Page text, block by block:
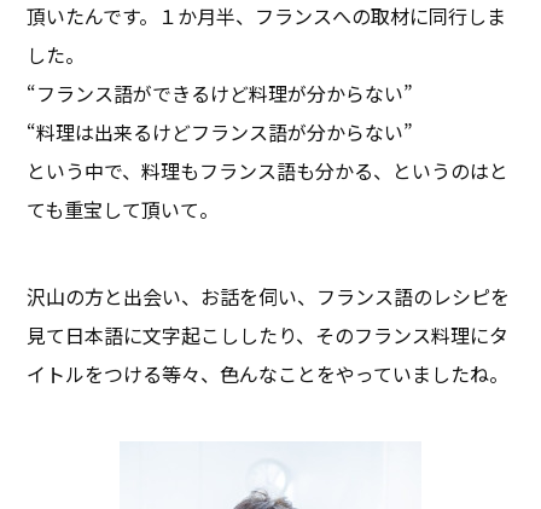
頂いたんです。１か月半、フランスへの取材に同行しま
した。
“フランス語ができるけど料理が分からない”
“料理は出来るけどフランス語が分からない”
という中で、料理もフランス語も分かる、というのはと
ても重宝して頂いて。
沢山の方と出会い、お話を伺い、フランス語のレシピを
見て日本語に文字起こししたり、そのフランス料理にタ
イトルをつける等々、色んなことをやっていましたね。